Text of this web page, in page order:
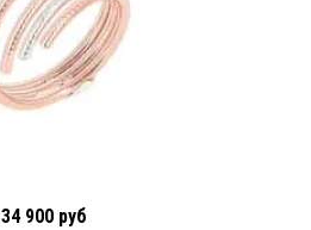
34 900 руб